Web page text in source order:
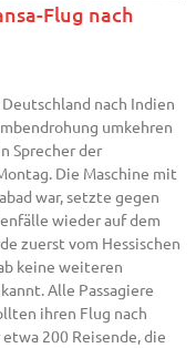
Flug nach
nach Indien
umkehren
Sprecher der
Die Maschine mit
war, setzte gegen
wieder auf dem
zuerst vom Hessischen
keine weiteren
Alle Passagiere
ihren Flug nach
200 Reisende, die